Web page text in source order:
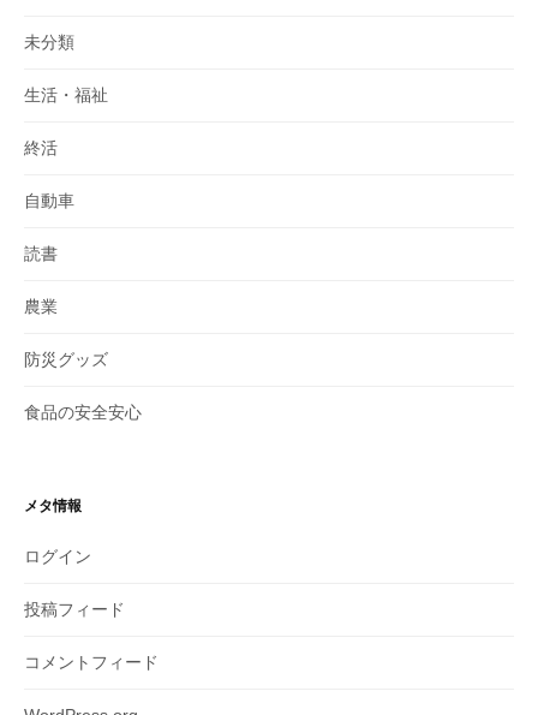
未分類
生活・福祉
終活
自動車
読書
農業
防災グッズ
食品の安全安心
メタ情報
ログイン
投稿フィード
コメントフィード